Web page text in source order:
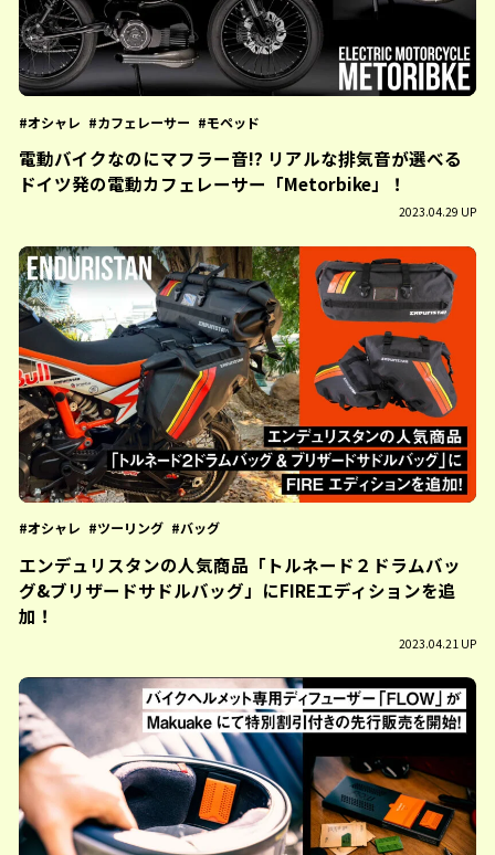
オシャレ カフェレーサー モペッド
電動バイクなのにマフラー音!? リアルな排気音が選べる
ドイツ発の電動カフェレーサー「Metorbike」！
2023.04.29 UP
オシャレ ツーリング バッグ
エンデュリスタンの人気商品「トルネード２ドラムバッ
グ&ブリザードサドルバッグ」にFIREエディションを追
加！
2023.04.21 UP